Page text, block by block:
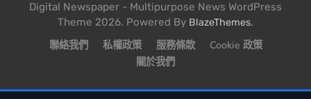
Digital Newspaper - Multipurpose News WordPress
Theme 2026. Powered By BlazeThemes.
聯絡我們 私權政策 服務條款
Cookie 政策
關於我們